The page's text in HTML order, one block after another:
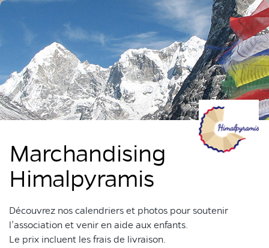
Marchandising
Himalpyramis
Découvrez nos calendriers et photos pour soutenir
l’association et venir en aide aux enfants.
Le prix incluent les frais de livraison.